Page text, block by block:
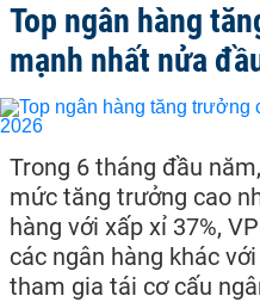
Top ngân hàng
mạnh nhất nửa
Trong 6 tháng đầu
mức tăng trưởng cao
hàng với xấp xỉ 37%,
các ngân hàng khác
tham gia tái cơ cấu